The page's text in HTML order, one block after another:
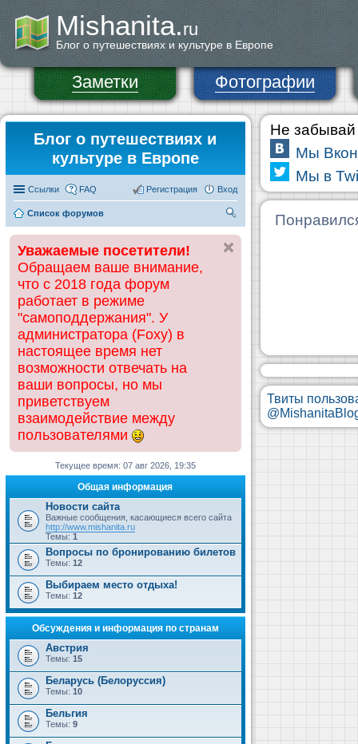
Mishanita.ru
Блог о путешествиях и культуре в Европе
Заметки Фотографии
Блог о путешествиях и
культуре в Европе
Ссылки FAQ Вход
Регистрация
Список форумов
ск
Уважаемые посетители!
Обращаем ваше внимание,
что с 2018 года форум
работает в режиме
"самоподдержания". У
администратора (Foxy) в
настоящее время нет
возможности отвечать на
ваши вопросы, но мы
приветствуем
взаимодействие между
пользователями
Текущее время: 07 авг 2026, 19:35
Общая информация
Новости сайта
Важные сообщения, касающиеся всего сайта
http://www.mishanita.ru
Темы: 1
Вопросы по бронированию билетов
Темы: 12
Выбираем место отдыха!
Темы: 12
Обсуждения и информация по странам
Австрия
Темы: 15
Беларусь (Белоруссия)
Темы: 10
Бельгия
Темы: 9
Не забывай
Мы
Мы в
Твиты